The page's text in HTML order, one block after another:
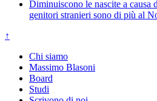
Diminuiscono le nascite a causa
genitori stranieri sono di più al
↑
Chi siamo
Massimo Blasoni
Board
Studi